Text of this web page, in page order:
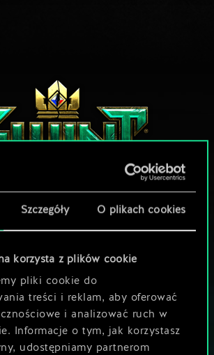
Szczegóły O plikach cookies
korzysta z plików cookie
pliki cookie do
treści i reklam, aby oferować
i analizować ruch w
Informacje o tym, jak korzystasz
udostępniamy partnerom
ZAGRAJ ZA
DARMO NA PC
opcjonalne mikrotransakcje
NA: